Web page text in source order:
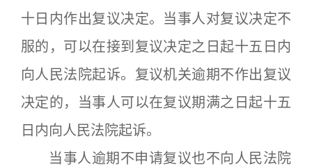
十日内作出复议决定。当事人对复议决定不
服的，可以在接到复议决定之日起十五日内
向人民法院起诉。复议机关逾期不作出复议
决定的，当事人可以在复议期满之日起十五
日内向人民法院起诉。
当事人逾期不申请复议也不向人民法院